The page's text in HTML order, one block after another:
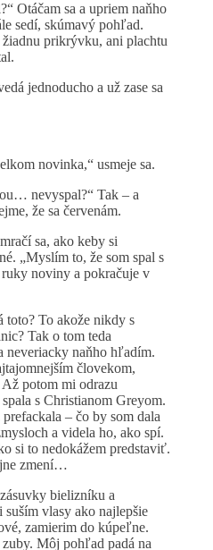
Otáčam sa a upriem naňho
sedí, skúmavý pohľad.
prikrývku, ani plachtu
jednoducho a už zase sa
novinka,“ usmeje sa.
nevyspal?“ Tak – a
že sa červenám.
sa, ako keby si
„Myslím to, že som spal s
noviny a pokračuje v
toto? To akože nikdy s
Tak o tom teda
neveriacky naňho hľadím.
človekom,
potom mi odrazu
s Christianom Greyom.
– čo by som dala
a videla ho, ako spí.
si to nedokážem predstaviť.
zmení…
bielizníku a
suším vlasy ako najlepšie
zamierim do kúpeľne.
Môj pohľad padá na